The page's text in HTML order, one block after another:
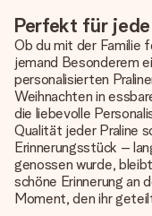
Perfekt für
Ob du mit der Familie
jemand Besonderem
personalisierten
Weihnachten in
die liebevolle
Qualität jeder Praline
Erinnerungsstück –
genossen wurde,
schöne Erinnerung an
Moment, den ihr